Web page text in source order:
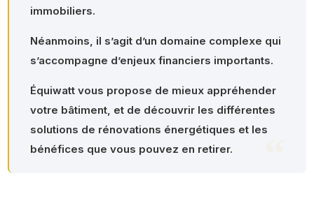
immobiliers.
Néanmoins, il s’agit d’un domaine complexe qui
s’accompagne d’enjeux financiers importants.
Équiwatt vous propose de mieux appréhender
votre bâtiment, et de découvrir les différentes
solutions de rénovations énergétiques et les
bénéfices que vous pouvez en retirer.
é
c